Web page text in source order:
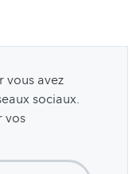
vous avez
sociaux.
vos